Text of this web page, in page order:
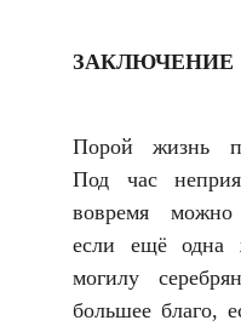
ЗАКЛЮЧЕНИЕ
Порой жизнь
Под час
вовремя можно
если ещё одна
могилу
большее благо,